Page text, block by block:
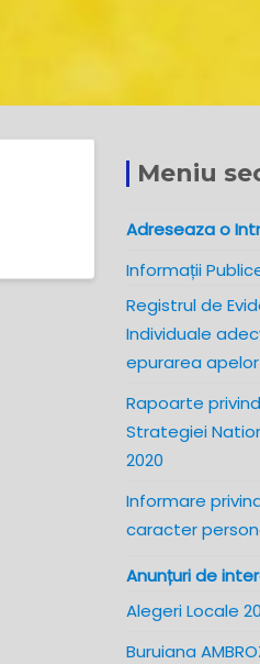
Meniu
Adreseaza o
Informații
Registrul de
Individuale
epurarea
Rapoarte
Strategiei
2020
Informare
caracter
Anunțuri de
Alegeri Locale
Buruiana